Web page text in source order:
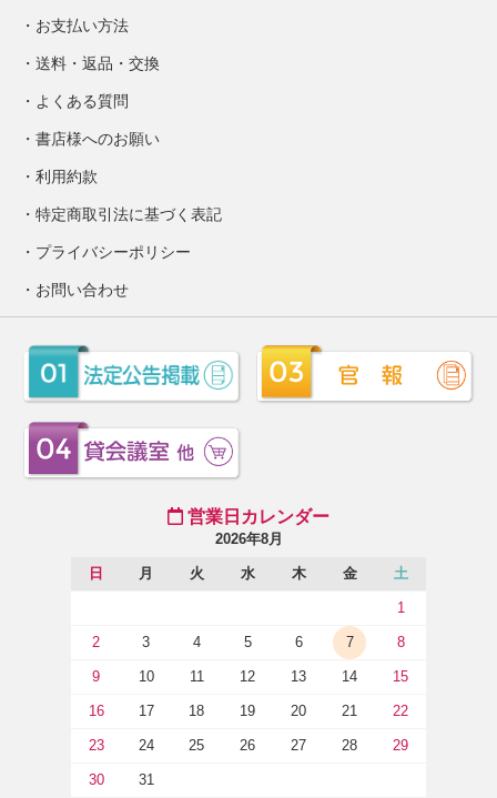
お支払い方法
送料・返品・交換
よくある質問
書店様へのお願い
利用約款
特定商取引法に基づく表記
プライバシーポリシー
お問い合わせ
営業日カレンダー
2026年8月
日 月 火 水 木 金 土
1
2 3 4 5 6 7 8
9 10 11 12 13 14 15
16 17 18 19 20 21 22
23 24 25 26 27 28 29
30 31